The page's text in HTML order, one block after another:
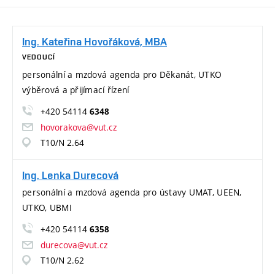
Ing. Kateřina Hovořáková, MBA
VEDOUCÍ
personální a mzdová agenda pro Děkanát, UTKO
výběrová a přijímací řízení
+420 54114 6348
hovorakova@vut.cz
T10/N 2.64
Ing. Lenka Durecová
personální a mzdová agenda pro ústavy UMAT, UEEN,
UTKO, UBMI
+420 54114 6358
durecova@vut.cz
T10/N 2.62